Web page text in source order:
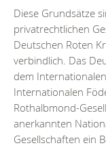
Diese Grundsätze
privatrechtlichen
Deutschen Roten
verbindlich. Das
dem
Internationalen
Rothalbmond-
anerkannten
Gesellschaften ein